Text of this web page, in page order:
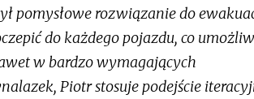
pomysłowe rozwiązanie do
do każdego pojazdu, co
w bardzo wymagających
Piotr stosuje podejście